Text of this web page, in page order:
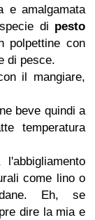
e amalgamata
di pesto
polpettine con
di pesce.
il mangiare,
beve quindi a
temperatura
come lino o
Eh, se
dire la mia e